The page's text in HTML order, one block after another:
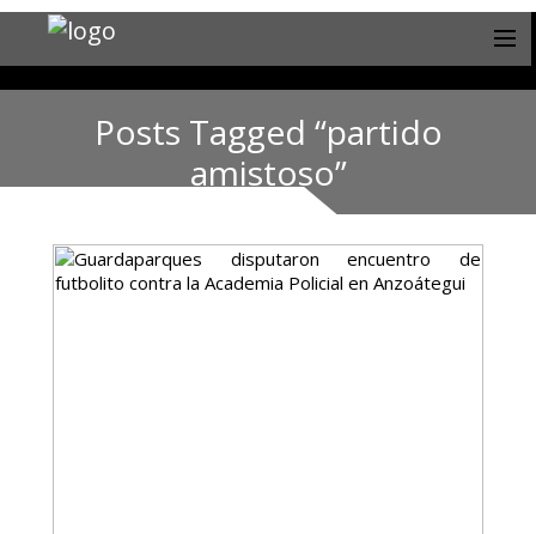
Posts Tagged “partido
amistoso”